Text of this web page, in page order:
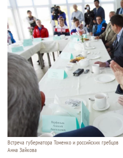
Встреча губернатора Томенко и российских гребцов
Анна Зайкова